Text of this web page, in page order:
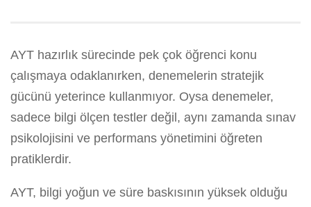
AYT hazırlık sürecinde pek çok öğrenci konu
çalışmaya odaklanırken, denemelerin stratejik
gücünü yeterince kullanmıyor. Oysa denemeler,
sadece bilgi ölçen testler değil, aynı zamanda sınav
psikolojisini ve performans yönetimini öğreten
pratiklerdir.
AYT, bilgi yoğun ve süre baskısının yüksek olduğu